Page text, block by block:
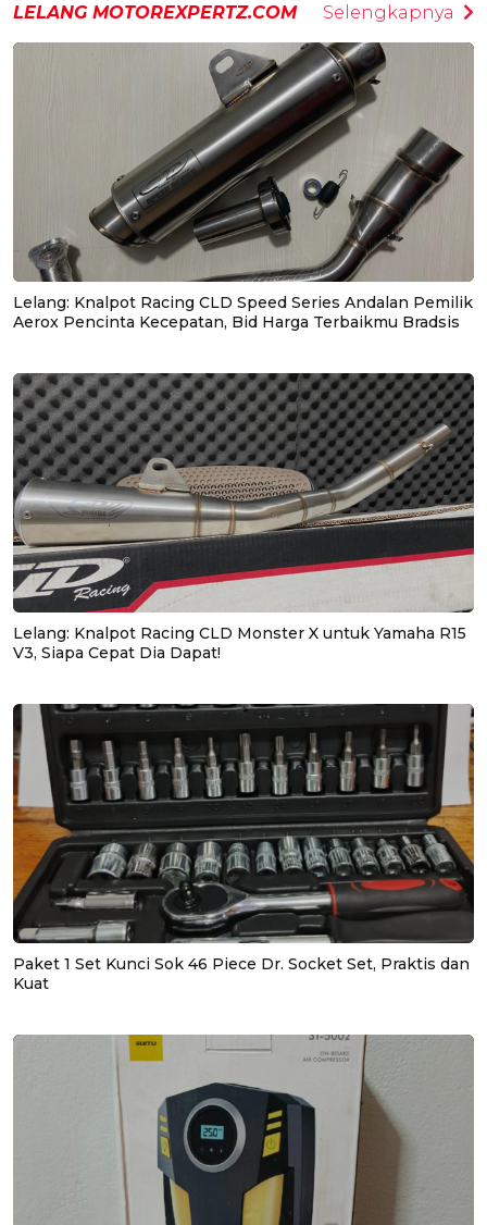
LELANG MOTOREXPERTZ.COM Selengkapnya
Lelang: Knalpot Racing CLD Speed Series Andalan Pemilik
Aerox Pencinta Kecepatan, Bid Harga Terbaikmu Bradsis
Lelang: Knalpot Racing CLD Monster X untuk Yamaha R15
V3, Siapa Cepat Dia Dapat!
Paket 1 Set Kunci Sok 46 Piece Dr. Socket Set, Praktis dan
Kuat